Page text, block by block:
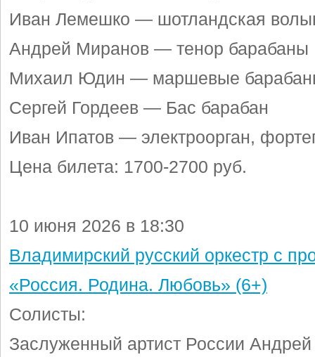
Иван Лемешко — шотландская
Андрей Миранов — тенор барабаны
Михаил Юдин — маршевые
Сергей Гордеев — Бас барабан
Иван Ипатов — электроорган,
Цена билета: 1700-2700 руб.
10 июня 2026 в 18:30
Владимирский русский оркестр с
«Россия. Родина. Любовь» (6+)
Солисты:
Заслуженный артист России